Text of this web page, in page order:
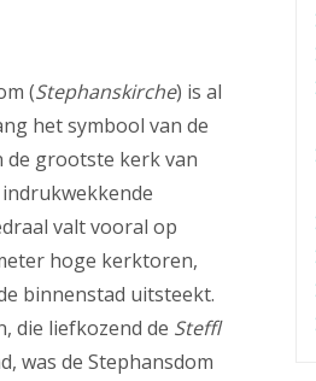
(Stephanskirche) is al
het symbool van de
de grootste kerk van
indrukwekkende
valt vooral op
hoge kerktoren,
binnenstad uitsteekt.
die liefkozend de Steffl
was de Stephansdom